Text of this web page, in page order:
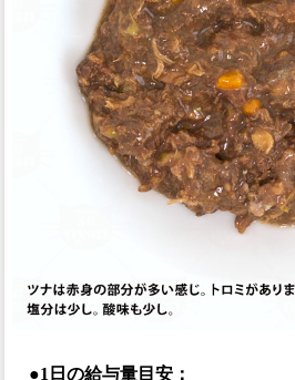
●1日の給与量目安：